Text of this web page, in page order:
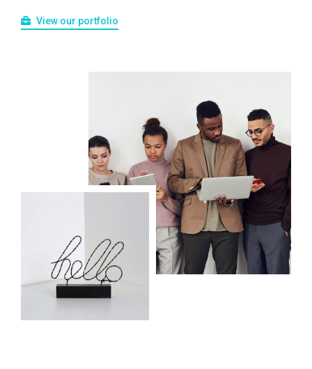
View our portfolio